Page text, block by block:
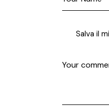
Salva il